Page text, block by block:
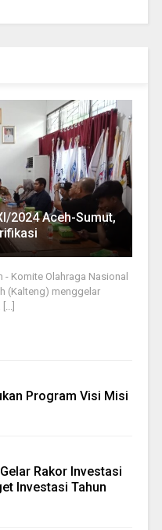
2024 Aceh-Sumut,
- Komite Olahraga Nasional
(Kalteng) menggelar
Program Visi Misi
Rakor Investasi
Investasi Tahun